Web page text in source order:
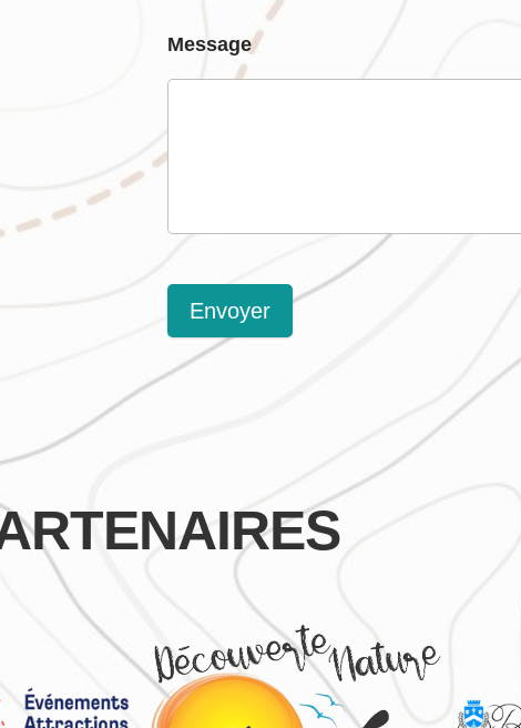
Message
Envoyer